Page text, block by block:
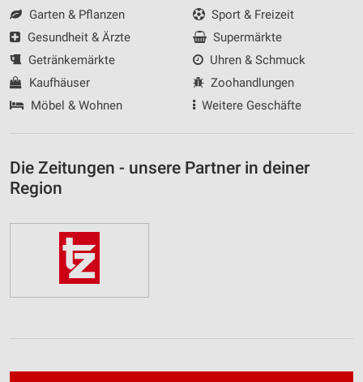
Garten & Pflanzen
Gesundheit & Ärzte
Getränkemärkte
Kaufhäuser
Möbel & Wohnen
Sport & Freizeit
Supermärkte
Uhren & Schmuck
Zoohandlungen
Weitere Geschäfte
Die Zeitungen - unsere Partner in deiner
Region